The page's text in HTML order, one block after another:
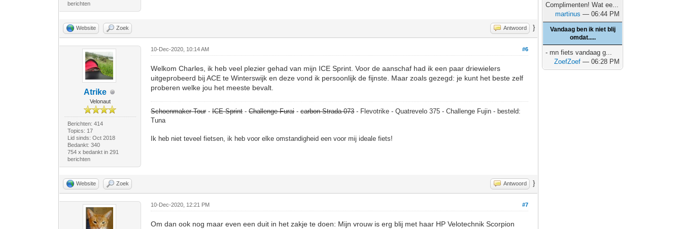
berichten
Website Zoek Antwoord }
Atrike
Velonaut
Berichten: 414
Topics: 17
Lid sinds: Oct 2018
Bedankt: 340
754 x bedankt in 291
berichten
#6
10-Dec-2020, 10:14 AM
Welkom Charles, ik heb veel plezier gehad van mijn ICE Sprint. Voor de aanschaf had ik een paar driewielers
uitgeprobeerd bij ACE te Winterswijk en deze vond ik persoonlijk de fijnste. Maar zoals gezegd: je kunt het beste zelf
proberen welke jou het meeste bevalt.
Schoenmaker Tour-ICE Sprint-Challenge Furai-carbon Strada 073- Flevotrike - Quatrevelo 375 - Challenge Fujin - besteld:
Tuna
Ik heb niet teveel fietsen, ik heb voor elke omstandigheid een voor mij ideale fiets!
Website Zoek Antwoord }
#7
10-Dec-2020, 12:21 PM
Om dan ook nog maar even een duit in het zakje te doen: Mijn vrouw is erg blij met haar HP Velotechnik Scorpion
Complimenten! Wat ee...
martinus — 06:44 PM
Vandaag ben ik niet blij
omdat.....
- mn fiets vandaag g...
ZoefZoef — 06:28 PM